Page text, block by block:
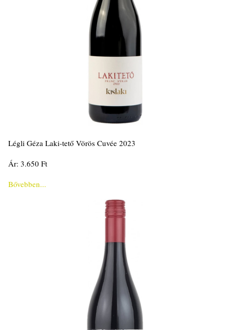
Légli Géza Laki-tető Vörös Cuvée 2023
Ár: 3.650 Ft
Bővebben...